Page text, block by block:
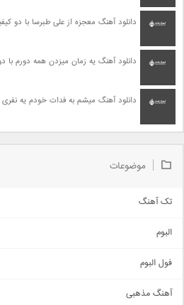
دانلود آهنگ معجزه از علی طبرسا با دو
دانلود آهنگ یه زمان میزدن همه دورم با
دانلود آهنگ میشم به فدات خودم یه
موضوعات
تک آهنگ
اجتماعی
حماسی
البوم
فول البوم
آهنگ مذهبی